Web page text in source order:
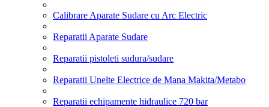
Calibrare Aparate Sudare cu Arc Electric
Reparatii Aparate Sudare
Reparatii pistoleti sudura/sudare
Reparatii Unelte Electrice de Mana Makita/Metabo
Reparatii echipamente hidraulice 720 bar